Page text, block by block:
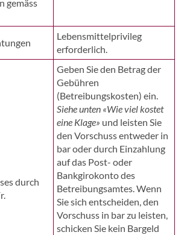
gemäss
Lebensmittelprivileg
erforderlich.
durch
Geben Sie den Betrag der
Gebühren
(Betreibungskosten) ein.
Siehe unten «Wie viel kostet
eine Klage» und leisten Sie
den Vorschuss entweder in
bar oder durch Einzahlung
auf das Post- oder
Bankgirokonto des
Betreibungsamtes. Wenn
Sie sich entscheiden, den
Vorschuss in bar zu leisten,
schicken Sie kein Bargeld